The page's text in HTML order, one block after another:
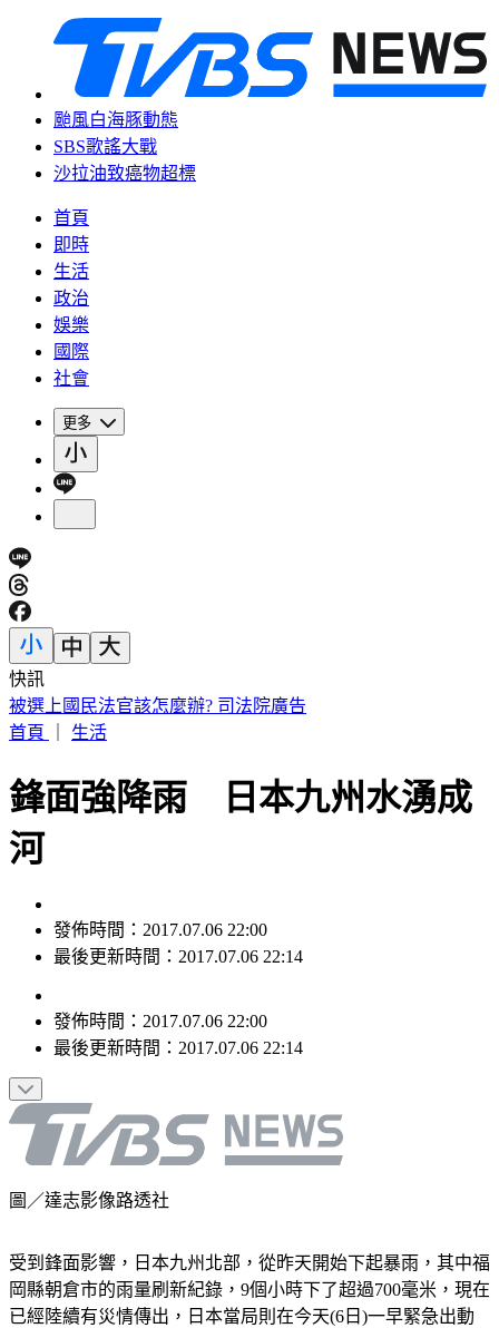
颱風白海豚動態
SBS歌謠大戰
沙拉油致癌物超標
首頁
即時
生活
政治
娛樂
國際
社會
更多
快訊
被選上國民法官該怎麼辦? 司法院廣告
首頁
生活
鋒面強降雨 日本九州水湧成
河
發佈時間：2017.07.06 22:00
最後更新時間：2017.07.06 22:14
發佈時間： 2017.07.06 22:00
最後更新時間： 2017.07.06 22:14
圖／達志影像路透社
受到鋒面影響，日本九州北部，從昨天開始下起暴雨，其中福
岡縣朝倉市的雨量刷新紀錄，9個小時下了超過700毫米，現在
已經陸續有災情傳出，日本當局則在今天(6日)一早緊急出動